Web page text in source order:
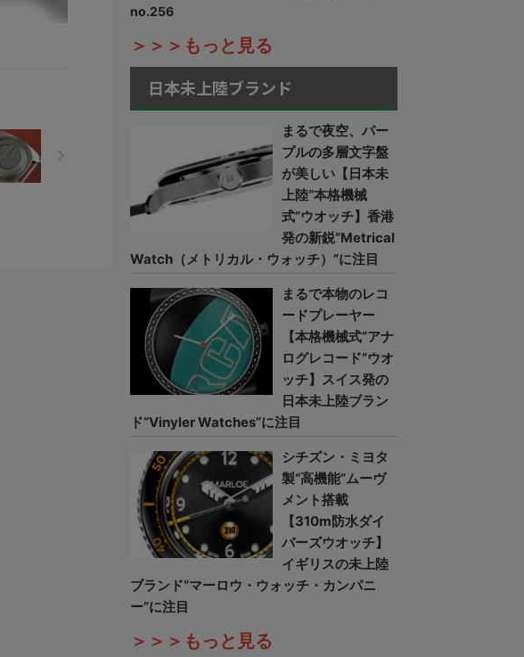
no.256
＞＞＞もっと見る
日本未上陸ブランド
まるで夜空、パー
プルの多層文字盤
が美しい【日本未
上陸“本格機械
式”ウオッチ】香港
発の新鋭“Metrical
Watch（メトリカル・ウォッチ）”に注目
まるで本物のレコ
ードプレーヤー
【本格機械式“アナ
ログレコード”ウオ
ッチ】スイス発の
日本未上陸ブラン
ド“Vinyler Watches”に注目
シチズン・ミヨタ
製“高機能”ムーヴ
メント搭載
【310m防水ダイ
バーズウオッチ】
イギリスの未上陸
ブランド“マーロウ・ウォッチ・カンパニ
ー”に注目
＞＞＞もっと見る